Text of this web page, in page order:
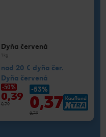
Dyňa červená
1 kg
nad 20 € dyňa čer.
Dyňa červená
-50%
0,39
0,79
-53%
0,37
0,79